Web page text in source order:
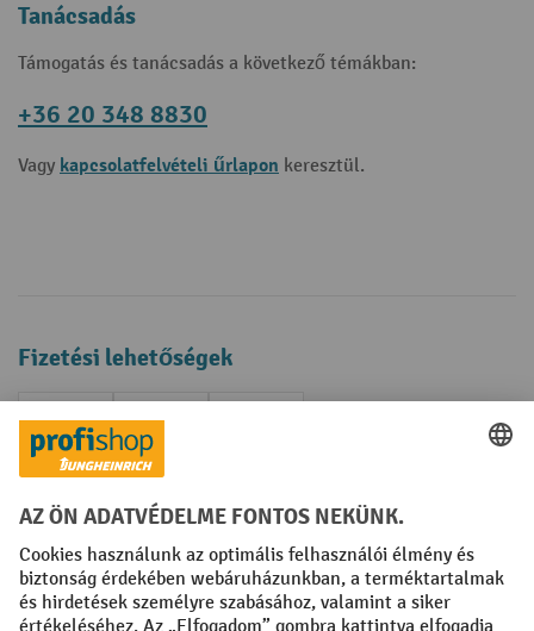
Tanácsadás
Támogatás és tanácsadás a következő témákban:
+36 20 348 8830
Vagy kapcsolatfelvételi űrlapon keresztül.
Fizetési lehetőségek
Creditcard (Master)Creditcard (Visa)
Előrefizetés
Közösségi Média
Facebook
YouTube
LinkedIn
Instagram